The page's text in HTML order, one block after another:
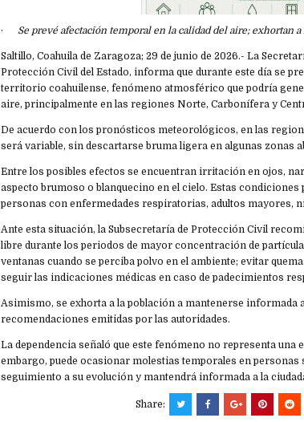
· Se prevé afectación temporal en la calidad del aire; exhortan
Saltillo, Coahuila de Zaragoza; 29 de junio de 2026.- La
Protección Civil del Estado, informa que durante este día se
territorio coahuilense, fenómeno atmosférico que podría
aire, principalmente en las regiones Norte, Carbonífera y
De acuerdo con los pronósticos meteorológicos, en las
será variable, sin descartarse bruma ligera en algunas zonas
Entre los posibles efectos se encuentran irritación en ojos,
aspecto brumoso o blanquecino en el cielo. Estas
personas con enfermedades respiratorias, adultos mayores,
Ante esta situación, la Subsecretaría de Protección Civil
libre durante los periodos de mayor concentración de
ventanas cuando se perciba polvo en el ambiente; evitar
seguir las indicaciones médicas en caso de padecimientos
Asimismo, se exhorta a la población a mantenerse informada
recomendaciones emitidas por las autoridades.
La dependencia señaló que este fenómeno no representa
embargo, puede ocasionar molestias temporales en personas
seguimiento a su evolución y mantendrá informada a la
Share: